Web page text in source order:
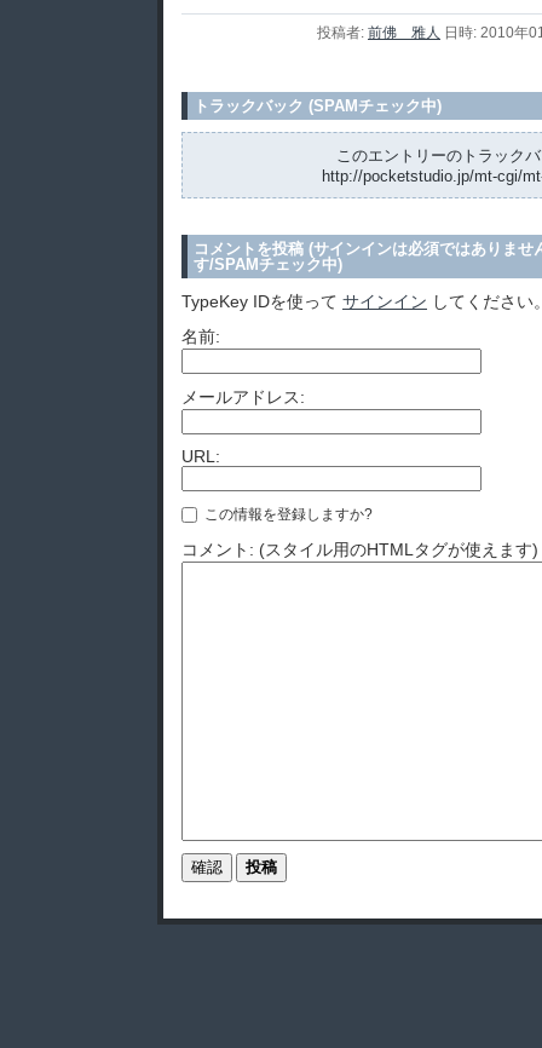
投稿者: 前佛 雅人 日時: 2010年
トラックバック (SPAMチェック中)
このエントリーのトラック
http://pocketstudio.jp/mt-cgi/
コメントを投稿 (サインインは必須ではありませ
す/SPAMチェック中)
TypeKey IDを使って サインイン してください
名前:
メールアドレス:
URL:
この情報を登録しますか?
コメント: (スタイル用のHTMLタグが使えます)